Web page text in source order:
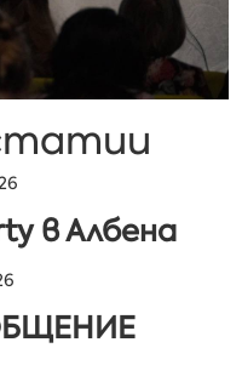
в Албена